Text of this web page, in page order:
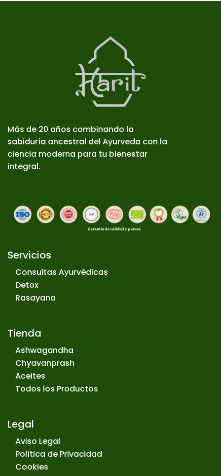
Más de 20 años combinando la
sabiduría ancestral del Ayurveda con la
ciencia moderna para tu bienestar
integral.
Servicios
Consultas Ayurvédicas
Detox
Rasayana
Tienda
Ashwagandha
Chyavanprash
Aceites
Todos los Productos
Legal
Aviso Legal
Política de Privacidad
Cookies